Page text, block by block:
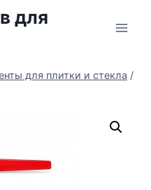
для
для плитки и стекла /